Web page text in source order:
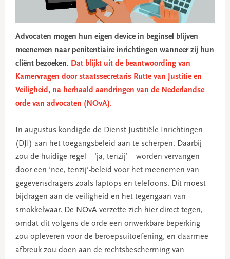
Advocaten mogen hun eigen device in beginsel blijven
meenemen naar penitentiaire inrichtingen wanneer zij hun
cliënt bezoeken. Dat blijkt uit de beantwoording van
Kamervragen door staatssecretaris Rutte van Justitie en
Veiligheid, na herhaald aandringen van de Nederlandse
orde van advocaten (NOvA).
In augustus kondigde de Dienst Justitiële Inrichtingen
(DJI) aan het toegangsbeleid aan te scherpen. Daarbij
zou de huidige regel – ‘ja, tenzij’ – worden vervangen
door een ‘nee, tenzij’-beleid voor het meenemen van
gegevensdragers zoals laptops en telefoons. Dit moest
bijdragen aan de veiligheid en het tegengaan van
smokkelwaar. De NOvA verzette zich hier direct tegen,
omdat dit volgens de orde een onwerkbare beperking
zou opleveren voor de beroepsuitoefening, en daarmee
afbreuk zou doen aan de rechtsbescherming van